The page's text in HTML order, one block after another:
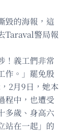
毀的海報，這
Taraval警局報
！義工們非常
作。」罷免殷
2月9日，她本
程中，也遭受
多歲、身高六
站在一起」的